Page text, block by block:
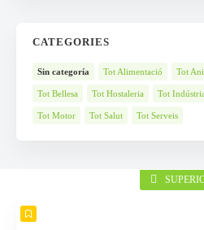
CATEGORIES
Sin categoría Tot Alimentació Tot
Tot Bellesa Tot Hostaleria Tot Indústria
Tot Motor Tot Salut Tot Serveis